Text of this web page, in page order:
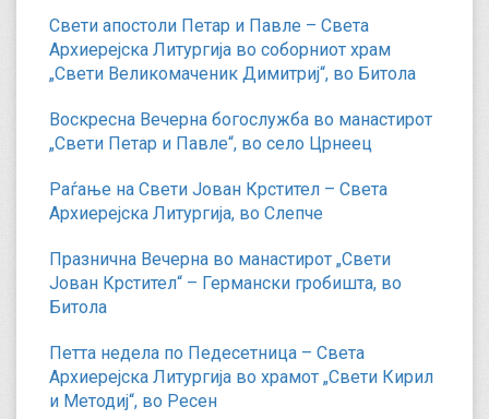
Свети апостоли Петар и Павле – Света
Архиерејска Литургија во соборниот храм
„Свети Великомаченик Димитриј“, во Битола
Воскресна Вечерна богослужба во манастирот
„Свети Петар и Павле“, во село Црнеец
Раѓање на Свети Јован Крстител – Света
Архиерејска Литургија, во Слепче
Празнична Вечерна во манастирот „Свети
Јован Крстител“ – Германски гробишта, во
Битола
Петта недела по Педесетница – Света
Архиерејска Литургија во храмот „Свети Кирил
и Методиј“, во Ресен